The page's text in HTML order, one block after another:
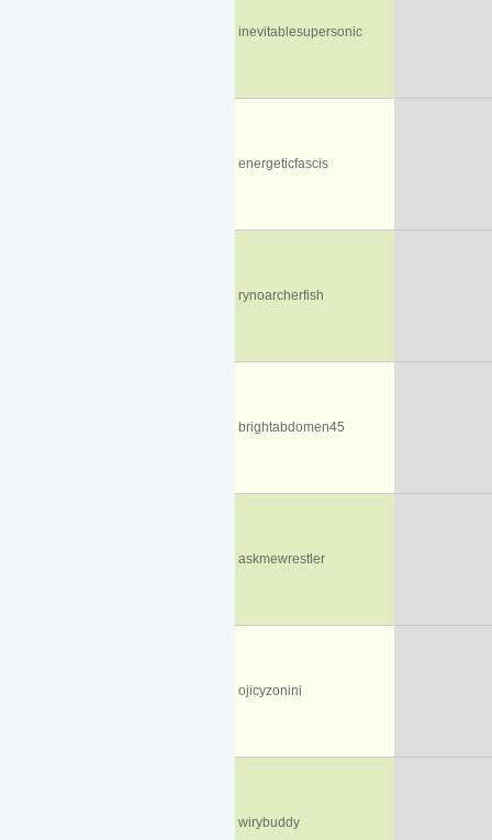
inevitablesupersonic
energeticfascis
rynoarcherfish
brightabdomen45
askmewrestler
ojicyzonini
wirybuddy